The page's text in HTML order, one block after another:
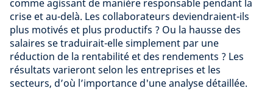
comme agissant de manière responsable pendant la
crise et au-delà. Les collaborateurs deviendraient-ils
plus motivés et plus productifs ? Ou la hausse des
salaires se traduirait-elle simplement par une
réduction de la rentabilité et des rendements ? Les
résultats varieront selon les entreprises et les
secteurs, d’où l’importance d'une analyse détaillée.